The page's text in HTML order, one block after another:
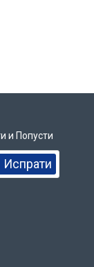
и Попусти
Испрати